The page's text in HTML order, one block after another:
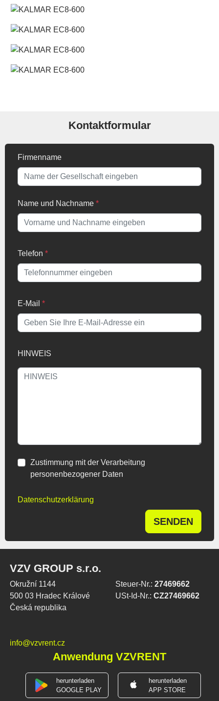
Kontaktformular
Firmenname
Name und Nachname *
Telefon *
E-Mail *
HINWEIS
Zustimmung mit der Verarbeitung
personenbezogener Daten
Datenschutzerklärung
SENDEN
VZV GROUP s.r.o.
Okružní 1144
500 03 Hradec Králové
Česká republika
Steuer-Nr.: 27469662
USt-Id-Nr.: CZ27469662
info@vzvrent.cz
Anwendung VZVRENT
herunterladen
GOOGLE PLAY
herunterladen
APP STORE